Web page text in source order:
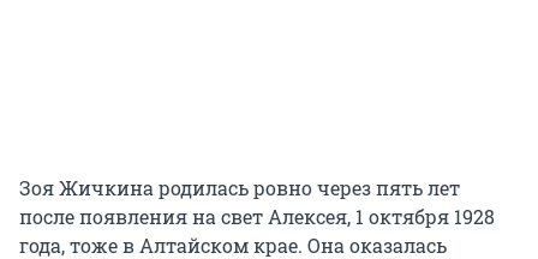
Зоя Жичкина родилась ровно через пять лет
после появления на свет Алексея, 1 октября 1928
года, тоже в Алтайском крае. Она оказалась